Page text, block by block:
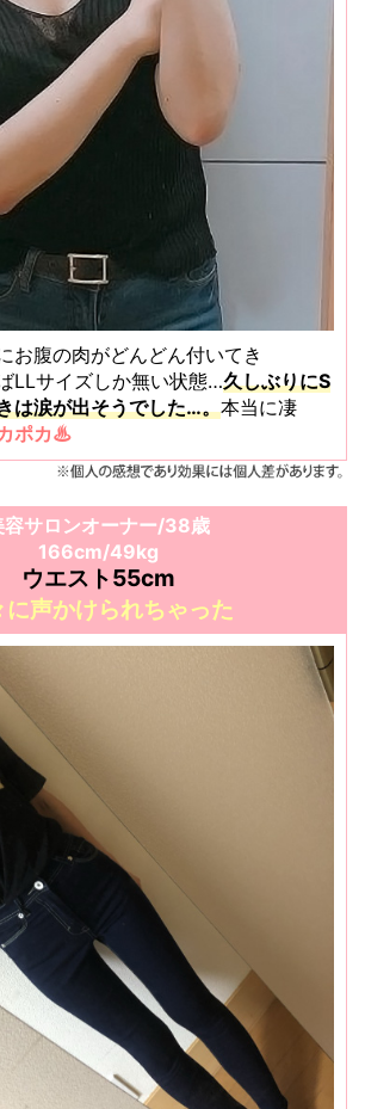
お腹の肉がどんどん付いてき
LLサイズしか無い状態…久しぶりにS
は涙が出そうでした…。本当に凄
ポカ♨
容サロンオーナー/38歳
166cm/49kg
ウエスト55cm
に声かけられちゃった